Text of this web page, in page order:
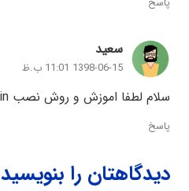
پاسخ
سعید
1398-06-15 11:01 ب.ظ
سلام لطفا اموزش و روش نصب plugin ها رو هم بزارید .
پاسخ
دیدگاهتان را بنویسید